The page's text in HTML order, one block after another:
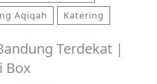
Aqiqah Katering
Terdekat |
Box